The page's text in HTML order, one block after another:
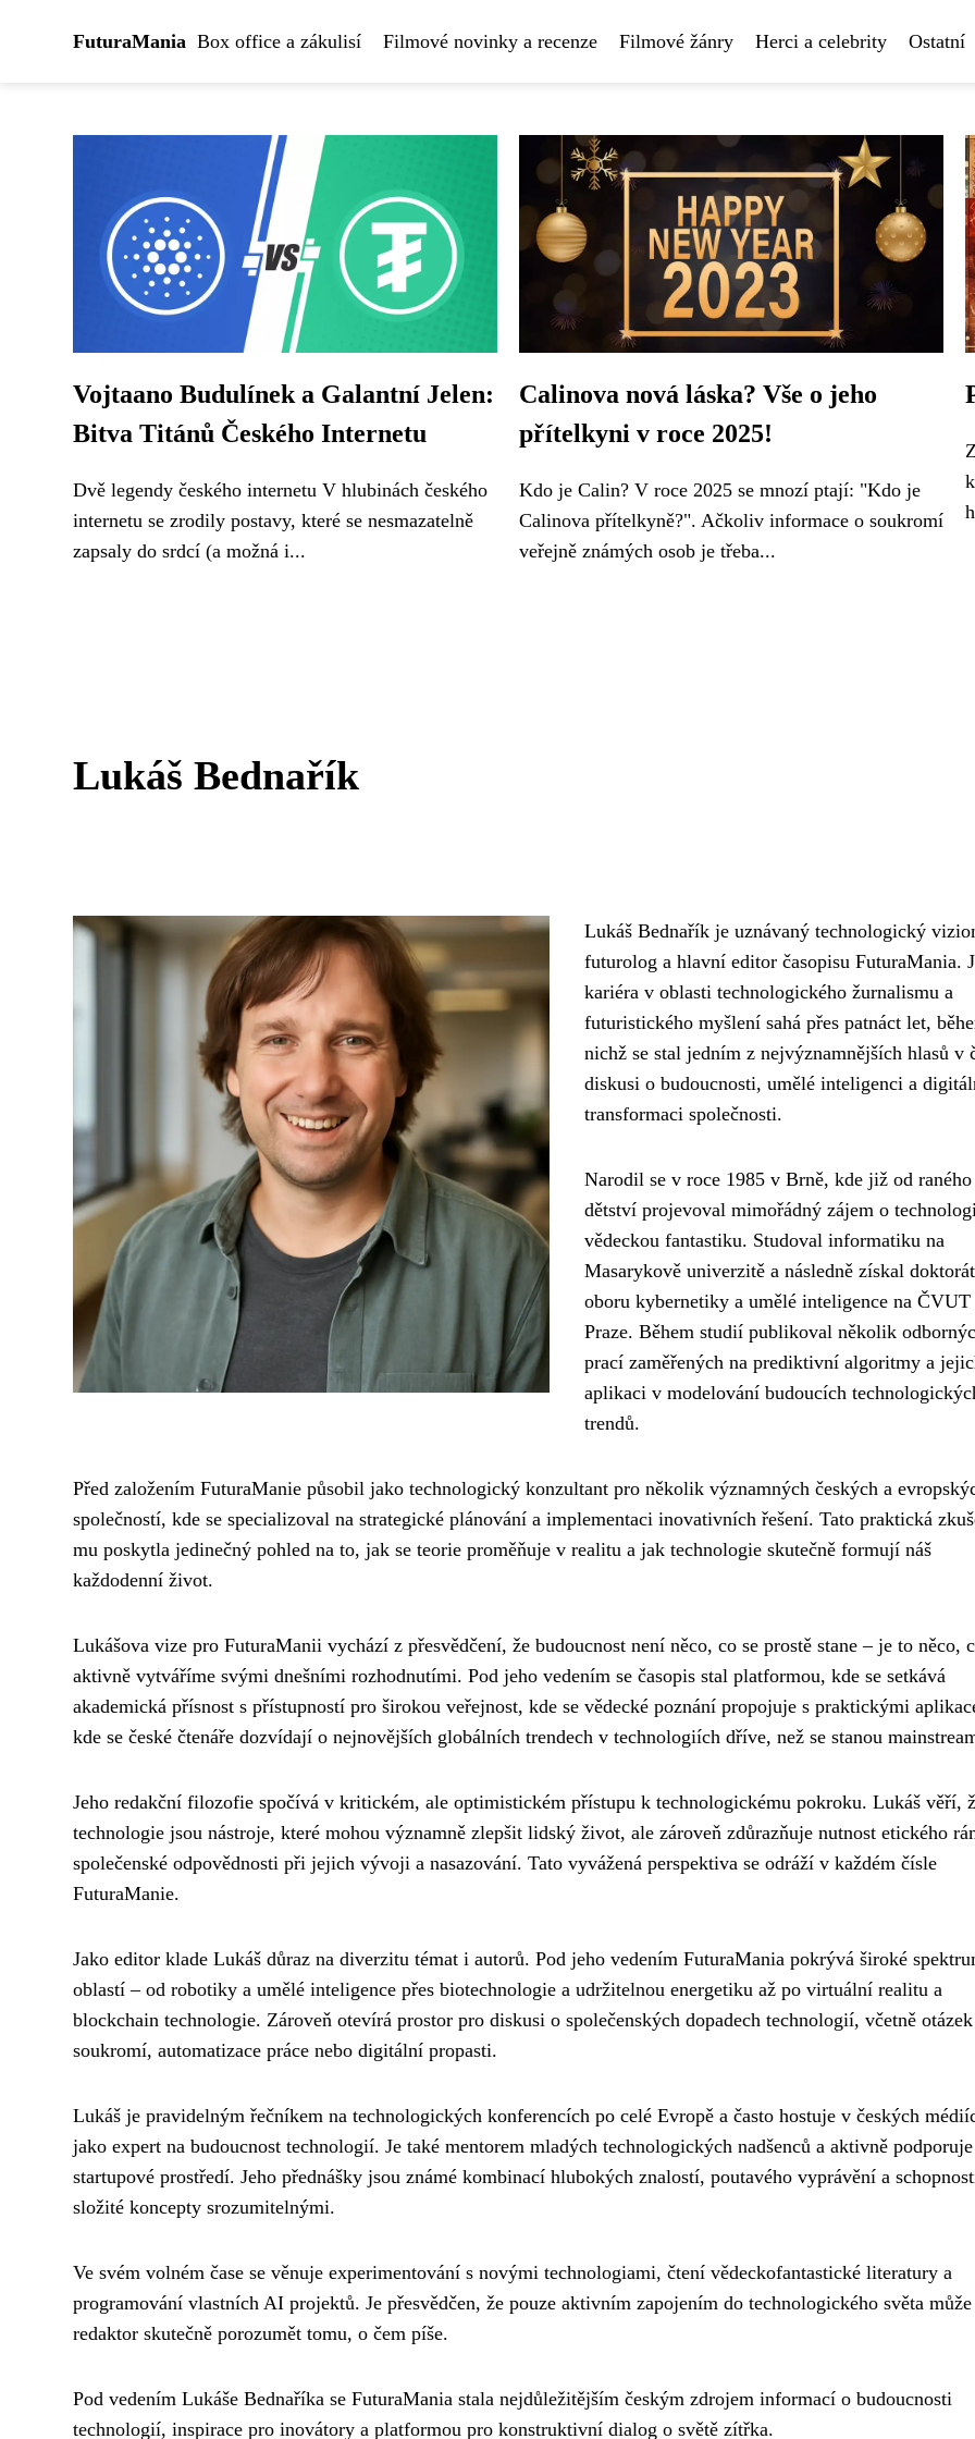
FuturaMania Box office a zákulisí Filmové novinky a recenze Filmové žánry Herci a celebrity Ostatní
Vojtaano Budulínek a Galantní Jelen:
Bitva Titánů Českého Internetu
Dvě legendy českého internetu V hlubinách českého
internetu se zrodily postavy, které se nesmazatelně
zapsaly do srdcí (a možná i...
Calinova nová láska? Vše o jeho
přítelkyni v roce 2025!
Kdo je Calin? V roce 2025 se mnozí ptají: "Kdo je
Calinova přítelkyně?". Ačkoliv informace o soukromí
veřejně známých osob je třeba...
Lukáš Bednařík
Lukáš Bednařík je uznávaný technologický
futurolog a hlavní editor časopisu FuturaMania.
kariéra v oblasti technologického žurnalismu a
futuristického myšlení sahá přes patnáct let,
nichž se stal jedním z nejvýznamnějších hlasů v
diskusi o budoucnosti, umělé inteligenci a
transformaci společnosti.
Narodil se v roce 1985 v Brně, kde již od raného
dětství projevoval mimořádný zájem o
vědeckou fantastiku. Studoval informatiku na
Masarykově univerzitě a následně získal
oboru kybernetiky a umělé inteligence na ČVUT
Praze. Během studií publikoval několik
prací zaměřených na prediktivní algoritmy a
aplikaci v modelování budoucích
trendů.
Před založením FuturaManie působil jako technologický konzultant pro několik významných českých a
společností, kde se specializoval na strategické plánování a implementaci inovativních řešení. Tato praktická
mu poskytla jedinečný pohled na to, jak se teorie proměňuje v realitu a jak technologie skutečně formují náš
každodenní život.
Lukášova vize pro FuturaManii vychází z přesvědčení, že budoucnost není něco, co se prostě stane – je to něco,
aktivně vytváříme svými dnešními rozhodnutími. Pod jeho vedením se časopis stal platformou, kde se setkává
akademická přísnost s přístupností pro širokou veřejnost, kde se vědecké poznání propojuje s praktickými
kde se české čtenáře dozvídají o nejnovějších globálních trendech v technologiích dříve, než se stanou
Jeho redakční filozofie spočívá v kritickém, ale optimistickém přístupu k technologickému pokroku. Lukáš věří,
technologie jsou nástroje, které mohou významně zlepšit lidský život, ale zároveň zdůrazňuje nutnost etického
společenské odpovědnosti při jejich vývoji a nasazování. Tato vyvážená perspektiva se odráží v každém čísle
FuturaManie.
Jako editor klade Lukáš důraz na diverzitu témat i autorů. Pod jeho vedením FuturaMania pokrývá široké
oblastí – od robotiky a umělé inteligence přes biotechnologie a udržitelnou energetiku až po virtuální realitu a
blockchain technologie. Zároveň otevírá prostor pro diskusi o společenských dopadech technologií, včetně otázek
soukromí, automatizace práce nebo digitální propasti.
Lukáš je pravidelným řečníkem na technologických konferencích po celé Evropě a často hostuje v českých
jako expert na budoucnost technologií. Je také mentorem mladých technologických nadšenců a aktivně podporuje
startupové prostředí. Jeho přednášky jsou známé kombinací hlubokých znalostí, poutavého vyprávění a
složité koncepty srozumitelnými.
Ve svém volném čase se věnuje experimentování s novými technologiami, čtení vědeckofantastické literatury a
programování vlastních AI projektů. Je přesvědčen, že pouze aktivním zapojením do technologického světa může
redaktor skutečně porozumět tomu, o čem píše.
Pod vedením Lukáše Bednaříka se FuturaMania stala nejdůležitějším českým zdrojem informací o budoucnosti
technologií, inspirace pro inovátory a platformou pro konstruktivní dialog o světě zítřka.